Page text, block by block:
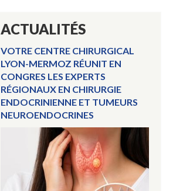
ACTUALITÉS
VOTRE CENTRE CHIRURGICAL
LYON-MERMOZ RÉUNIT EN
CONGRES LES EXPERTS
RÉGIONAUX EN CHIRURGIE
ENDOCRINIENNE ET TUMEURS
NEUROENDOCRINES